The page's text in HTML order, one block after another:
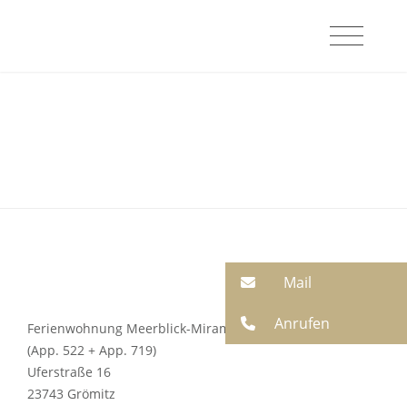
Ferienwohnung Meerblick-Miramar
(App. 522 + App. 719)
Uferstraße 16
23743 Grömitz
Mail
Anrufen